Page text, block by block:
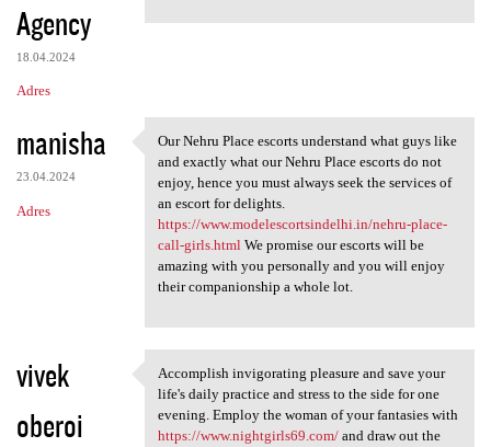
Agency
18.04.2024
Adres
manisha
23.04.2024
Adres
Our Nehru Place escorts
Our Nehru Place escorts understand what guys like
and exactly what our Nehru Place escorts do not
enjoy, hence you must always seek the services of
an escort for delights.
https://www.modelescortsindelhi.in/nehru-place-
call-girls.htmlWe promise our escorts will be
amazing with you personally and you will enjoy
their companionship a whole lot.
vivek
oberoi
Accomplish invigorating
Accomplish invigorating pleasure and save your
life's daily practice and stress to the side for one
evening. Employ the woman of your fantasies with
https://www.nightgirls69.com/and draw out the